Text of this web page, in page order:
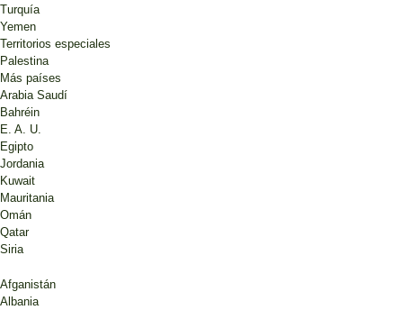
Turquía
Yemen
Territorios especiales
Palestina
Más países
Arabia Saudí
Bahréin
E. A. U.
Egipto
Jordania
Kuwait
Mauritania
Omán
Qatar
Siria
Afganistán
Albania